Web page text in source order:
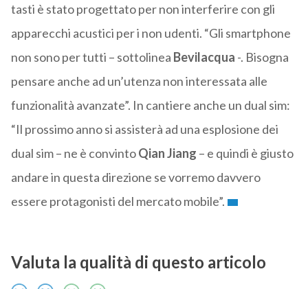
tasti è stato progettato per non interferire con gli
apparecchi acustici per i non udenti. “Gli smartphone
non sono per tutti – sottolinea Bevilacqua -. Bisogna
pensare anche ad un’utenza non interessata alle
funzionalità avanzate”. In cantiere anche un dual sim:
“Il prossimo anno si assisterà ad una esplosione dei
dual sim – ne è convintoQian Jiang – e quindi è giusto
andare in questa direzione se vorremo davvero
essere protagonisti del mercato mobile”.
Valuta la qualità di questo articolo